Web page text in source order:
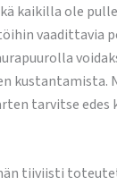
kaikilla ole
vaadittavia
tarvitse
tiiviisti